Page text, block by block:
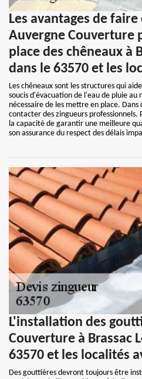
Les avantages de faire
Auvergne Couverture
place des chêneaux à
dans le 63570 et les
Les chêneaux sont les structures qui
soucis d'évacuation de l'eau de pluie
nécessaire de les mettre en place. Dans
contacter des zingueurs professionnels.
la capacité de garantir une meilleure
son assurance du respect des délais
L'installation des
Couverture à Brassac
63570 et les localités
Des gouttières devront toujours être